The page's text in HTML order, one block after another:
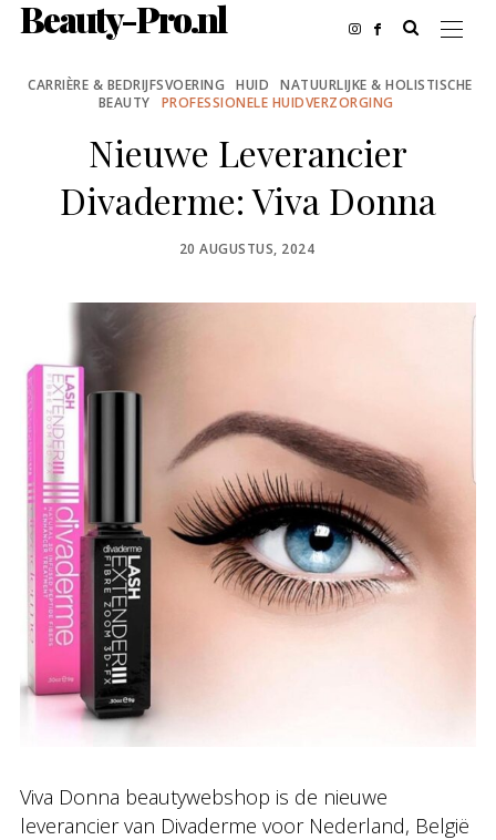
Beauty-Pro.nl
CARRIÈRE & BEDRIJFSVOERING HUID
NATUURLIJKE & HOLISTISCHE
BEAUTY
PROFESSIONELE HUIDVERZORGING
Nieuwe Leverancier
Divaderme: Viva Donna
POSTED
20 AUGUSTUS, 2024
Viva Donna beautywebshop is de nieuwe
leverancier van Divaderme voor Nederland, België